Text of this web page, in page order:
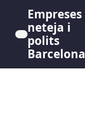
Empreses
neteja i
polits
Barcelona